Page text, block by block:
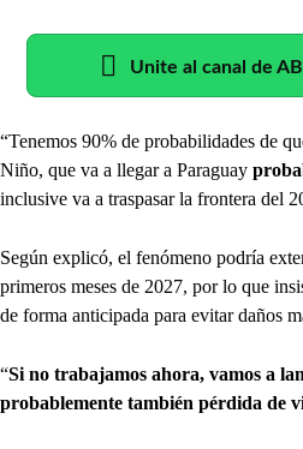
Unite al canal de
“Tenemos 90% de probabilidades de
Niño, que va a llegar a Paraguay
inclusive va a traspasar la frontera del
Según explicó, el fenómeno podría
primeros meses de 2027, por lo que
de forma anticipada para evitar daños
“Si no trabajamos ahora, vamos a
probablemente también pérdida de